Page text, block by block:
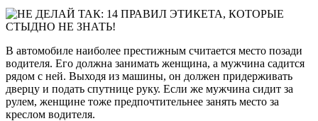
В автомобиле наиболее престижным считается место позади
водителя. Его должна занимать женщина, а мужчина садится
рядом с ней. Выходя из машины, он должен придерживать
дверцу и подать спутнице руку. Если же мужчина сидит за
рулем, женщине тоже предпочтительнее занять место за
креслом водителя.